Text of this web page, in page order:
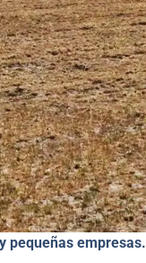
pequeñas empresas.